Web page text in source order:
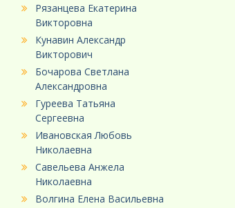
Рязанцева Екатерина
Викторовна
Кунавин Александр
Викторович
Бочарова Светлана
Александровна
Гуреева Татьяна
Сергеевна
Ивановская Любовь
Николаевна
Савельева Анжела
Николаевна
Волгина Елена Васильевна